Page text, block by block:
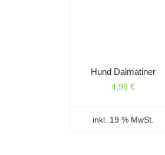
Hund Dalmatiner
4,99 €
inkl. 19 % MwSt.